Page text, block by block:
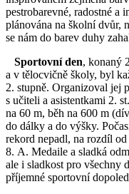
pestrobarevné, radostné a
plánována na školní dvůr,
se nám do barev duhy
Sportovní den, konaný
a v tělocvičně školy, byl
2. stupně. Organizoval jej
s učiteli a asistentkami 2.
na 60 m, běh na 600 m
do dálky a do výšky.
rekord nepadl, na rozdíl
8. A. Medaile a sladká
ale i sladkost pro všechny
příjemné sportovní